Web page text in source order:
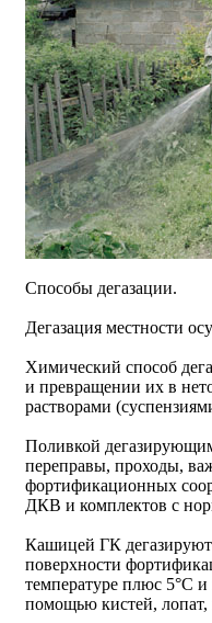
Способы дегазации.
Дегазация местности
Химический способ
и превращении их в
растворами
Поливкой
переправы, проходы,
фортификационных
ДКВ и комплектов с
Кашицей ГК
поверхности
температуре плюс 5°С
помощью кистей, лопат,